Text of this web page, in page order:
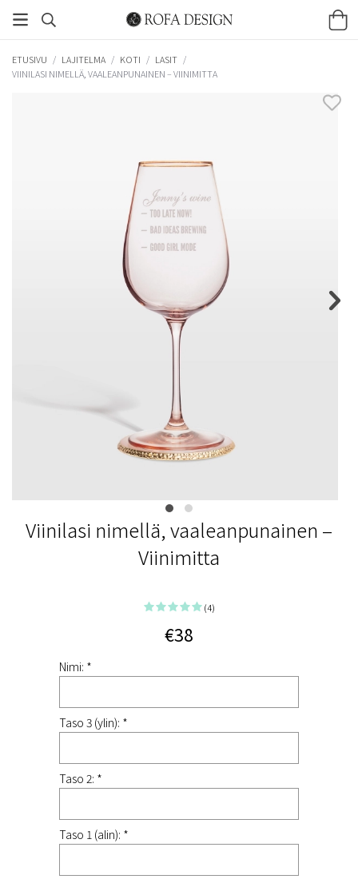
ETUSIVU / LAJITELMA / KOTI / LASIT /
VIINILASI NIMELLÄ, VAALEANPUNAINEN – VIINIMITTA
Viinilasi nimellä, vaaleanpunainen –
Viinimitta
(4)
€38
Nimi: *
Taso 3 (ylin): *
Taso 2: *
Taso 1 (alin): *